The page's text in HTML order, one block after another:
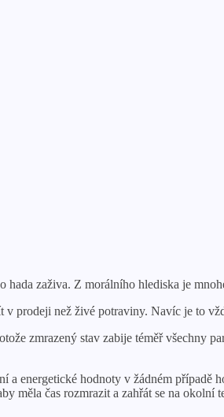
zaživa. Z morálního hlediska je
prodeji než živé potraviny. Navíc je to
zmrazený stav zabije téměř všechny
a energetické hodnoty v žádném
měla čas rozmrazit a zahřát se na okolní